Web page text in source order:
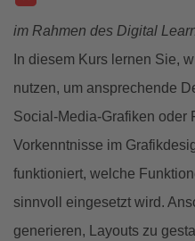
im Rahmen des Digital
In diesem Kurs lernen Sie,
nutzen, um ansprechende
Social-Media-Grafiken oder
Vorkenntnisse im
funktioniert, welche
sinnvoll eingesetzt wird.
generieren, Layouts zu